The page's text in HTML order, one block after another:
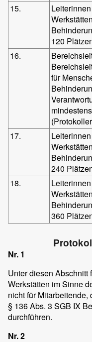
15.
120
16.
für
17.
240
18.
360
Nr. 1
Unter diesen Abschnitt
Werkstätten im Sinne
nicht für
§ 136 Abs. 3 SGB IX
durchführen.
Nr. 2